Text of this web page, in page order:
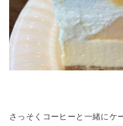
さっそくコーヒーと一緒にケ